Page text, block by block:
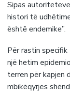
Sipas
histori të
është endemike”.
Për rastin
një hetim
terren për kapjen
mbikëqyrjes